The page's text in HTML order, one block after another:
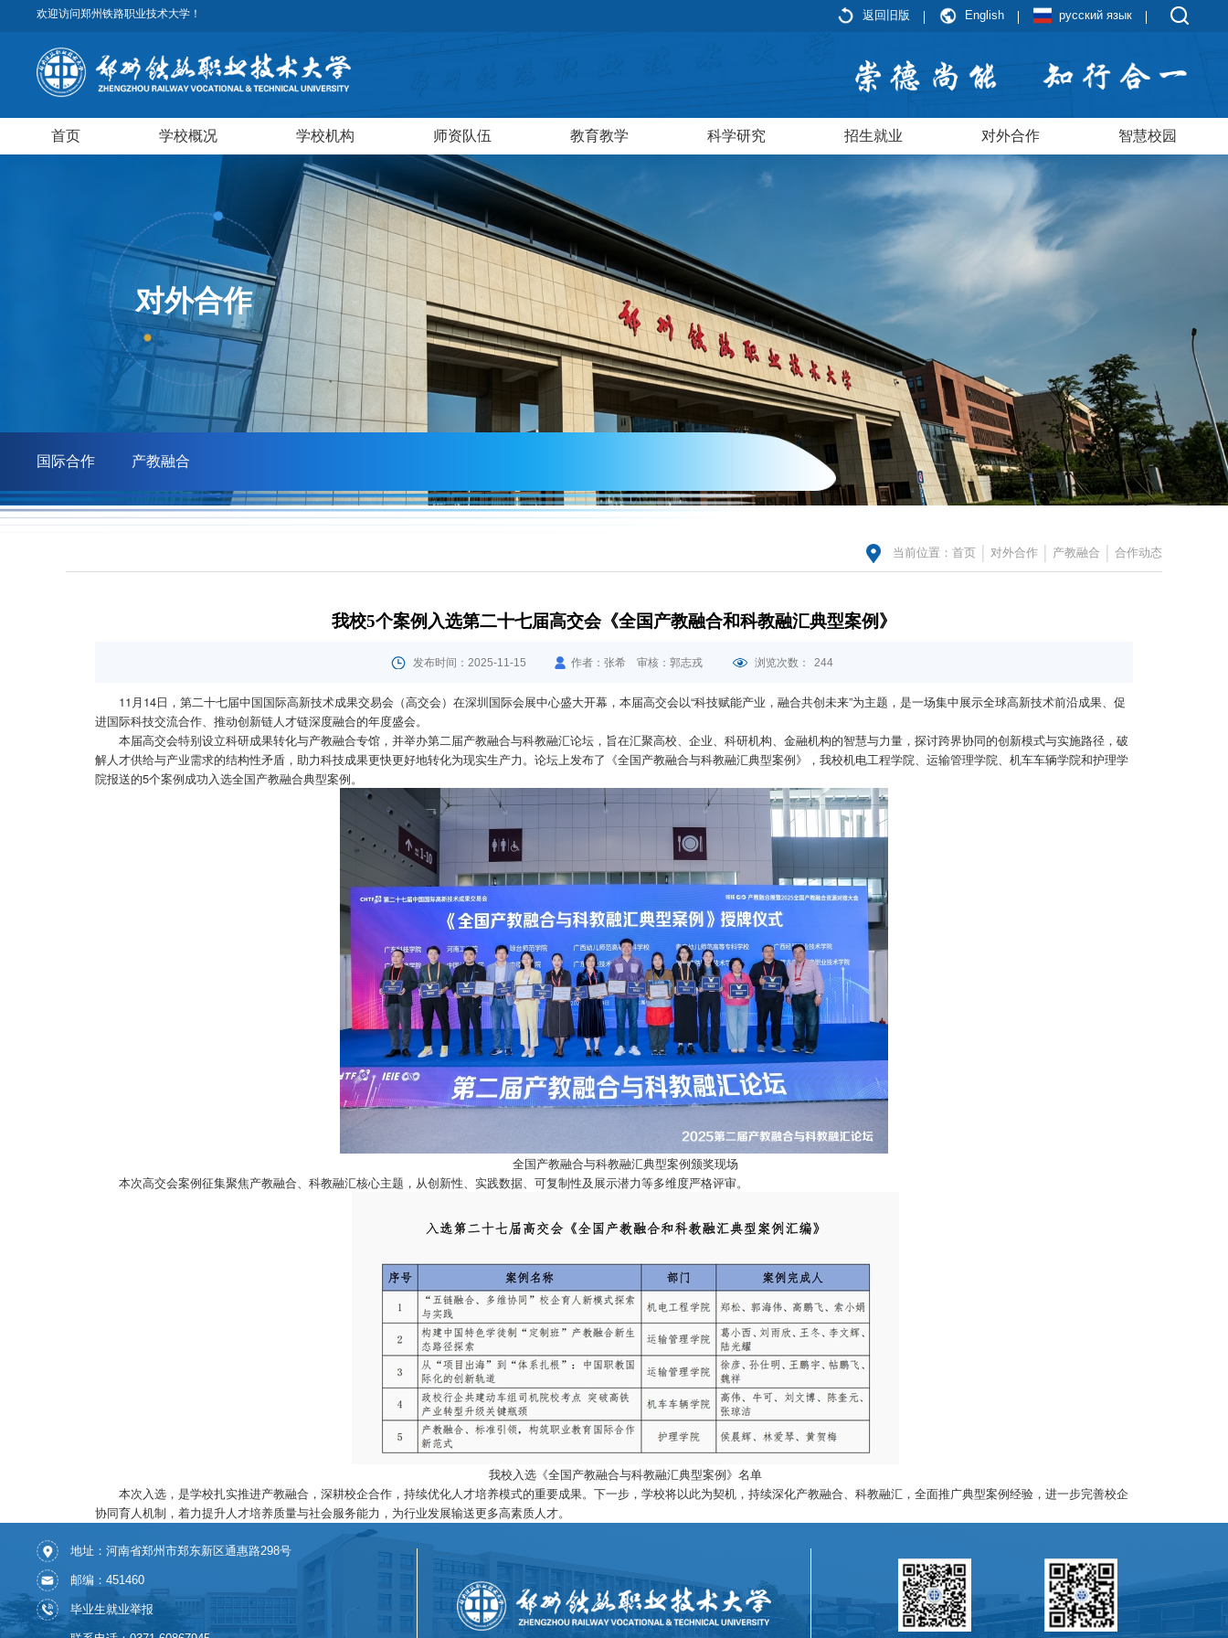
欢迎访问郑州铁路职业技术大学！ 返回旧版 English русский язык
首页 学校概况 学校机构 师资队伍 教育教学 科学研究 招生就业 对外合作 智慧校园
对外合作
国际合作 产教融合
当前位置： 首页 对外合作 产教融合 合作动态
我校5个案例入选第二十七届高交会《全国产教融合和科教融汇典型案例》
发布时间：2025-11-15 作者：张希 审核：郭志戎 浏览次数： 244
11月14日，第二十七届中国国际高新技术成果交易会（高交会）在深圳国际会展中心盛大开幕，本届高交会以“科技赋能产业，融合共创未来”为主题，是一场集中展示全球高新技术前沿成果、促
进国际科技交流合作、推动创新链人才链深度融合的年度盛会。
本届高交会特别设立科研成果转化与产教融合专馆，并举办第二届产教融合与科教融汇论坛，旨在汇聚高校、企业、科研机构、金融机构的智慧与力量，探讨跨界协同的创新模式与实施路径，破
解人才供给与产业需求的结构性矛盾，助力科技成果更快更好地转化为现实生产力。论坛上发布了《全国产教融合与科教融汇典型案例》，我校机电工程学院、运输管理学院、机车车辆学院和护理学
院报送的5个案例成功入选全国产教融合典型案例。
全国产教融合与科教融汇典型案例颁奖现场
本次高交会案例征集聚焦产教融合、科教融汇核心主题，从创新性、实践数据、可复制性及展示潜力等多维度严格评审。
我校入选《全国产教融合与科教融汇典型案例》名单
本次入选，是学校扎实推进产教融合，深耕校企合作，持续优化人才培养模式的重要成果。下一步，学校将以此为契机，持续深化产教融合、科教融汇，全面推广典型案例经验，进一步完善校企
协同育人机制，着力提升人才培养质量与社会服务能力，为行业发展输送更多高素质人才。
地址：河南省郑州市郑东新区通惠路298号
邮编：451460
毕业生就业举报